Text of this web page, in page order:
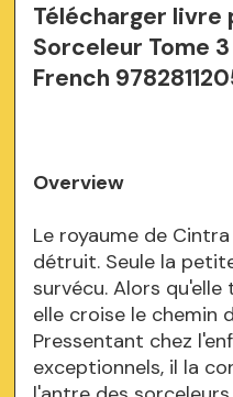
Télécharger livre
Sorceleur Tome 3
French
Overview
Le royaume de
détruit. Seule la
survécu. Alors
elle croise le chemin
Pressentant chez
exceptionnels, il la